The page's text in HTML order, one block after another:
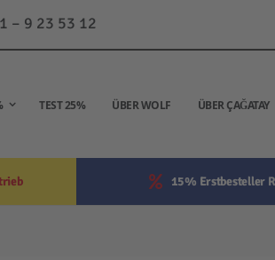
– 9 23 53 12
TEST 25% ÜBER WOLF ÜBER ÇAĞATAY
15% Erstbesteller